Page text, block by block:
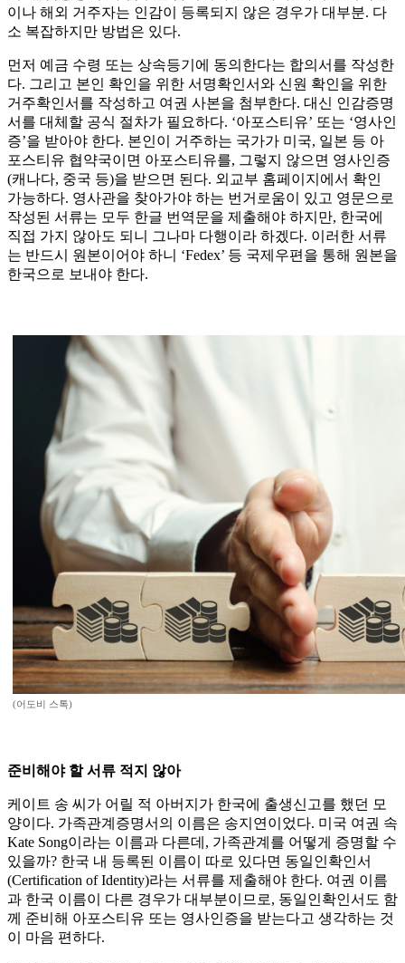
이나 해외 거주자는 인감이 등록되지 않은 경우가 대부분. 다
소 복잡하지만 방법은 있다.
먼저 예금 수령 또는 상속등기에 동의한다는 합의서를 작성한
다. 그리고 본인 확인을 위한 서명확인서와 신원 확인을 위한
거주확인서를 작성하고 여권 사본을 첨부한다. 대신 인감증명
서를 대체할 공식 절차가 필요하다. ‘아포스티유’ 또는 ‘영사인
증’을 받아야 한다. 본인이 거주하는 국가가 미국, 일본 등 아
포스티유 협약국이면 아포스티유를, 그렇지 않으면 영사인증
(캐나다, 중국 등)을 받으면 된다. 외교부 홈페이지에서 확인
가능하다. 영사관을 찾아가야 하는 번거로움이 있고 영문으로
작성된 서류는 모두 한글 번역문을 제출해야 하지만, 한국에
직접 가지 않아도 되니 그나마 다행이라 하겠다. 이러한 서류
는 반드시 원본이어야 하니 ‘Fedex’ 등 국제우편을 통해 원본을
한국으로 보내야 한다.
(어도비 스톡)
준비해야 할 서류 적지 않아
케이트 송 씨가 어릴 적 아버지가 한국에 출생신고를 했던 모
양이다. 가족관계증명서의 이름은 송지연이었다. 미국 여권 속
Kate Song이라는 이름과 다른데, 가족관계를 어떻게 증명할 수
있을까? 한국 내 등록된 이름이 따로 있다면 동일인확인서
(Certification of Identity)라는 서류를 제출해야 한다. 여권 이름
과 한국 이름이 다른 경우가 대부분이므로, 동일인확인서도 함
께 준비해 아포스티유 또는 영사인증을 받는다고 생각하는 것
이 마음 편하다.